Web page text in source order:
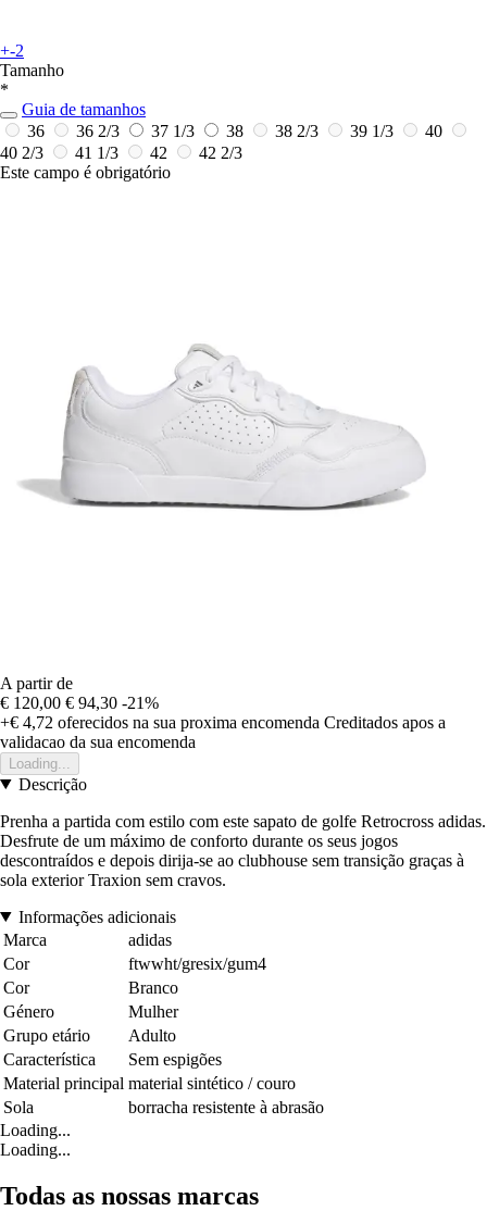
+-2
Tamanho
*
Guia de tamanhos
36
36 2/3 37 1/3 38 38 2/3 39 1/3
40
40 2/3
41 1/3 42
42 2/3
Este campo é obrigatório
A partir de
€ 120,00 € 94,30 -21%
+€ 4,72 oferecidos na sua proxima encomenda Creditados apos a
validacao da sua encomenda
Loading...
Descrição
Prenha a partida com estilo com este sapato de golfe Retrocross adidas.
Desfrute de um máximo de conforto durante os seus jogos
descontraídos e depois dirija-se ao clubhouse sem transição graças à
sola exterior Traxion sem cravos.
Informações adicionais
Marca
adidas
Cor
ftwwht/gresix/gum4
Cor
Branco
Género
Mulher
Grupo etário
Adulto
Característica
Sem espigões
Material principal material sintético / couro
Sola
borracha resistente à abrasão
Loading...
Loading...
Todas as nossas marcas